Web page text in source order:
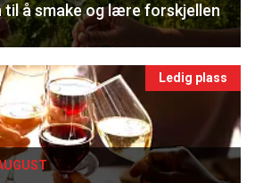
til å smake og lære forskjellen
Ledig plass